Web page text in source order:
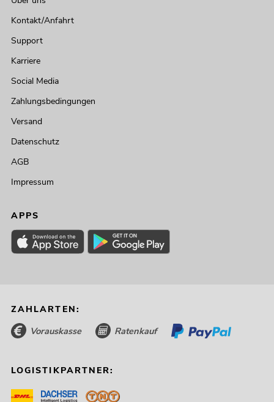
Kontakt/Anfahrt
Support
Karriere
Social Media
Zahlungsbedingungen
Versand
Datenschutz
AGB
Impressum
APPS
ZAHLARTEN:
Vorauskasse Ratenkauf
LOGISTIKPARTNER: